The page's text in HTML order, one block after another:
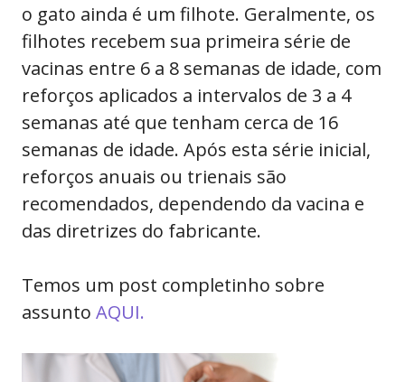
o gato ainda é um filhote. Geralmente, os
filhotes recebem sua primeira série de
vacinas entre 6 a 8 semanas de idade, com
reforços aplicados a intervalos de 3 a 4
semanas até que tenham cerca de 16
semanas de idade. Após esta série inicial,
reforços anuais ou trienais são
recomendados, dependendo da vacina e
das diretrizes do fabricante.
Temos um post completinho sobre
assunto AQUI.